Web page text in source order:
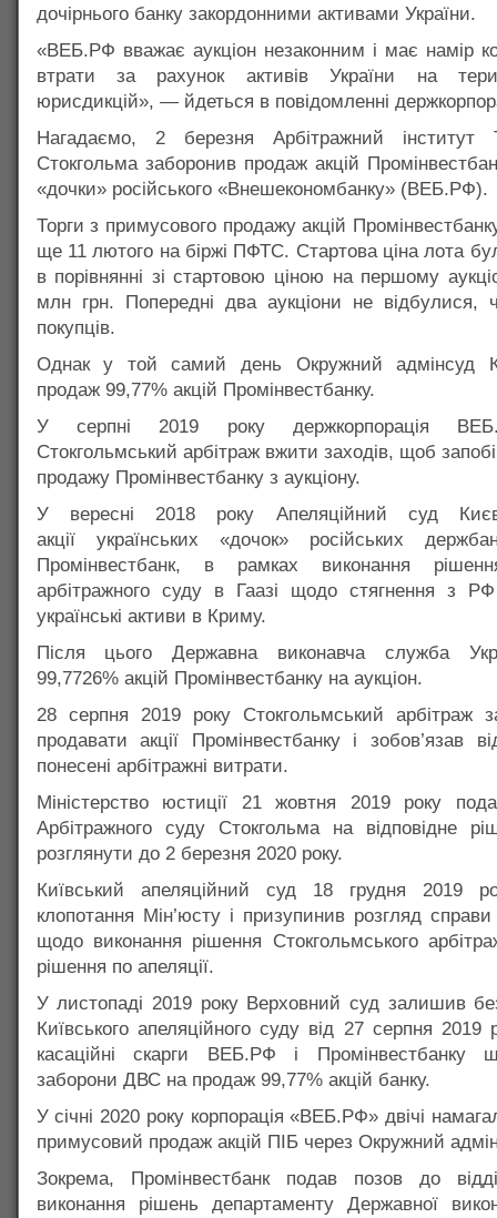
дочірнього банку закордонними активами України.
«ВЕБ.РФ вважає аукціон незаконним і має намір
втрати за рахунок активів України на
юрисдикцій», — йдеться в повідомленні
Нагадаємо, 2 березня Арбітражний інститут
Стокгольма заборонив продаж акцій
«дочки» російського «Внешекономбанку» (ВЕБ.РФ).
Торги з примусового продажу акцій
ще 11 лютого на біржі ПФТС. Стартова ціна лота
в порівнянні зі стартовою ціною на першому
млн грн. Попередні два аукціони не відбулися,
покупців.
Однак у той самий день Окружний адмінсуд
продаж 99,77% акцій Промінвестбанку.
У серпні 2019 року держкорпорація
Стокгольмський арбітраж вжити заходів, щоб
продажу Промінвестбанку з аукціону.
У вересні 2018 року Апеляційний суд
акції українських «дочок» російських
Промінвестбанк, в рамках виконання
арбітражного суду в Гаазі щодо стягнення з
українські активи в Криму.
Після цього Державна виконавча служба
99,7726% акцій Промінвестбанку на аукціон.
28 серпня 2019 року Стокгольмський арбітраж
продавати акції Промінвестбанку і зобов’язав
понесені арбітражні витрати.
Міністерство юстиції 21 жовтня 2019 року
Арбітражного суду Стокгольма на відповідне
розглянути до 2 березня 2020 року.
Київський апеляційний суд 18 грудня 2019
клопотання Мін’юсту і призупинив розгляд
щодо виконання рішення Стокгольмського
рішення по апеляції.
У листопаді 2019 року Верховний суд залишив
Київського апеляційного суду від 27 серпня 2019
касаційні скарги ВЕБ.РФ і Промінвестбанку
заборони ДВС на продаж 99,77% акцій банку.
У січні 2020 року корпорація «ВЕБ.РФ» двічі
примусовий продаж акцій ПІБ через Окружний
Зокрема, Промінвестбанк подав позов до
виконання рішень департаменту Державної